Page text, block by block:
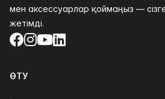
мен аксессуарлар қоймаңыз —
жетімді.
Facebook
Instagram
YouTube
LinkedIn
ӨТУ